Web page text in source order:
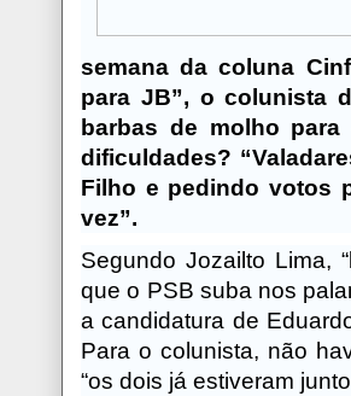
semana da coluna
para JB”, o colunista
barbas de molho para
dificuldades?
Filho e pedindo votos
vez”.
Segundo Jozailto Lima,
que o PSB suba nos
a candidatura de
Para o colunista, não
“os dois já estiveram